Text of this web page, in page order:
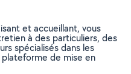
et accueillant, vous
à des particuliers, des
spécialisés dans les
de mise en